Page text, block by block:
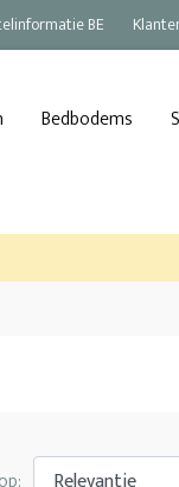
BE
Bedbodems